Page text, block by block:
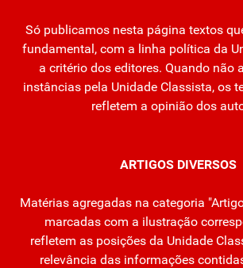
Só publicamos nesta página textos
fundamental, com a linha política da
a critério dos editores. Quando não
instâncias pela Unidade Classista, os
refletem a opinião dos
ARTIGOS DIVERSOS
Matérias agregadas na categoria
marcadas com a ilustração
refletem as posições da Unidade
relevância das informações